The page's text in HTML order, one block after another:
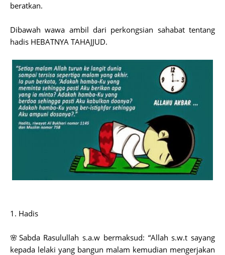
beratkan.
Dibawah wawa ambil dari perkongsian sahabat tentang
hadis HEBATNYA TAHAJJUD.
1. Hadis
🌸Sabda Rasulullah s.a.w bermaksud: “Allah s.w.t sayang
kepada lelaki yang bangun malam kemudian mengerjakan